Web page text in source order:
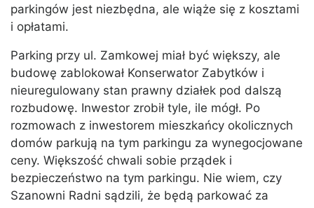
parkingów jest niezbędna, ale wiąże się z kosztami
i opłatami.
Parking przy ul. Zamkowej miał być większy, ale
budowę zablokował Konserwator Zabytków i
nieuregulowany stan prawny działek pod dalszą
rozbudowę. Inwestor zrobił tyle, ile mógł. Po
rozmowach z inwestorem mieszkańcy okolicznych
domów parkują na tym parkingu za wynegocjowane
ceny. Większość chwali sobie prządek i
bezpieczeństwo na tym parkingu. Nie wiem, czy
Szanowni Radni sądzili, że będą parkować za